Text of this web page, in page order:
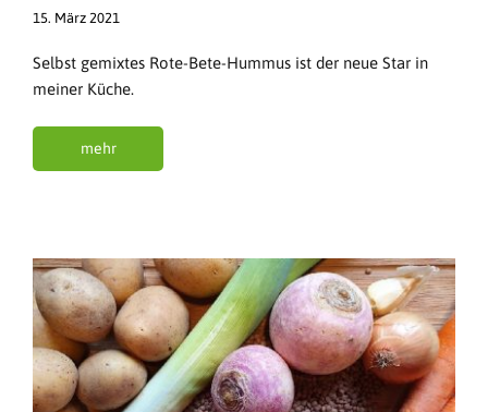
15. März 2021
Selbst gemixtes Rote-Bete-Hummus ist der neue Star in
meiner Küche.
mehr